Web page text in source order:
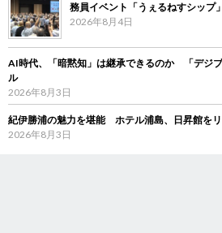
務員イベント「うぇるねすシップ」
2026年8月4日
AI時代、「暗黙知」は継承できるのか 「デジ
ル
2026年8月3日
紀伊勝浦の魅力を堪能 ホテル浦島、日昇館を
2026年8月3日